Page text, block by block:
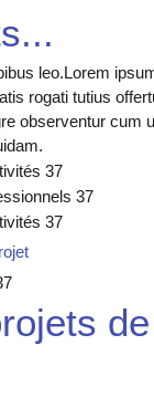
leo.Lorem
rogati tutius
observentur